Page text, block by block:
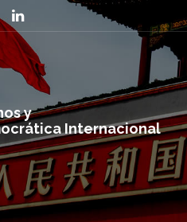
y
Internacional